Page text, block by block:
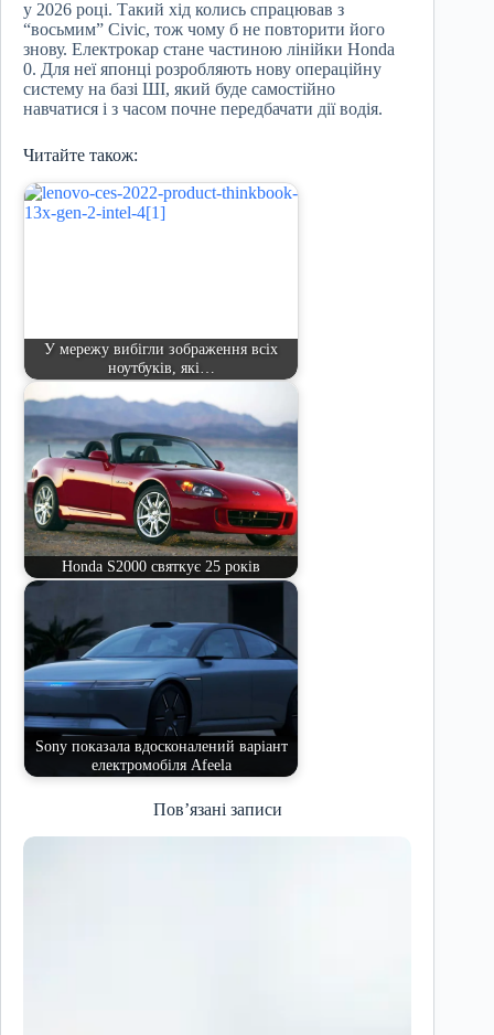
у 2026 році. Такий хід колись спрацював з
“восьмим” Civic, тож чому б не повторити його
знову. Електрокар стане частиною лінійки Honda
0. Для неї японці розробляють нову операційну
систему на базі ШІ, який буде самостійно
навчатися і з часом почне передбачати дії водія.
Читайте також:
У мережу вибігли зображення всіх
ноутбуків, які…
Honda S2000 святкує 25 років
Sony показала вдосконалений варіант
електромобіля Afeela
Пов’язані записи